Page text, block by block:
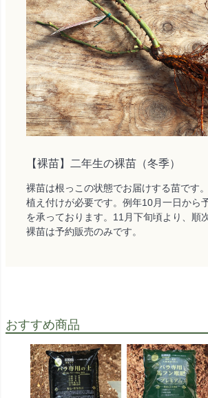
【裸苗】二年生の裸苗（冬季）
裸苗は根っこの状態でお届けする苗です
植え付けが必要です。例年10月一日から
を承っております。11月下旬頃より、順
裸苗は予約販売のみです。
おすすめ商品